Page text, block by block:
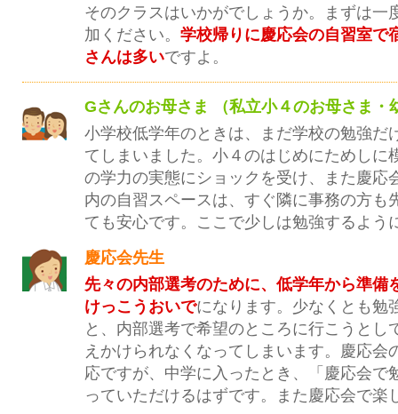
そのクラスはいかがでしょうか。まずは一
加ください。 学校帰りに慶応会の自習室で
さんは多いですよ。
Gさんのお母さま （私立小４のお母さま・
小学校低学年のときは、まだ学校の勉強だ
てしまいました。小４のはじめにためしに
の学力の実態にショックを受け、また慶応
内の自習スペースは、すぐ隣に事務の方も
ても安心です。ここで少しは勉強するよう
慶応会先生
先々の内部選考のために、低学年から準備
けっこうおいでになります。少なくとも勉
と、内部選考で希望のところに行こうとし
えかけられなくなってしまいます。慶応会
応ですが、中学に入ったとき、「慶応会で
っていただけるはずです。また慶応会で楽